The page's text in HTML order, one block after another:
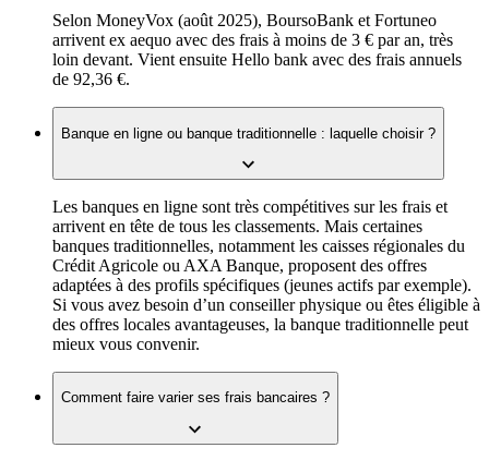
Selon MoneyVox (août 2025), BoursoBank et Fortuneo
arrivent ex aequo avec des frais à moins de 3 € par an, très
loin devant. Vient ensuite Hello bank avec des frais annuels
de 92,36 €.
Banque en ligne ou banque traditionnelle : laquelle choisir ?
Les banques en ligne sont très compétitives sur les frais et
arrivent en tête de tous les classements. Mais certaines
banques traditionnelles, notamment les caisses régionales du
Crédit Agricole ou AXA Banque, proposent des offres
adaptées à des profils spécifiques (jeunes actifs par exemple).
Si vous avez besoin d’un conseiller physique ou êtes éligible à
des offres locales avantageuses, la banque traditionnelle peut
mieux vous convenir.
Comment faire varier ses frais bancaires ?